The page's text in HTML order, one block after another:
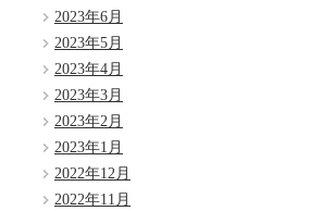
2023年6月
2023年5月
2023年4月
2023年3月
2023年2月
2023年1月
2022年12月
2022年11月